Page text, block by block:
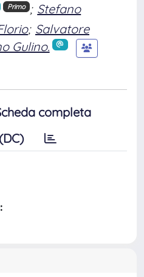
Primo ; Stefano
; Salvatore
Gulino.
completa